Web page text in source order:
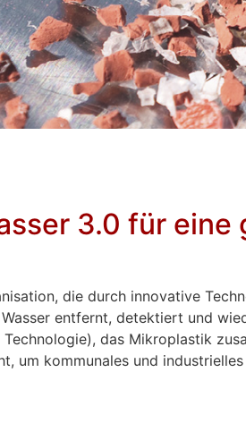
3.0 für eine
die durch innovative
entfernt, detektiert und
das Mikroplastik
um kommunales und